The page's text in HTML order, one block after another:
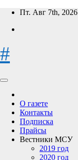
Перейти
содержимому
Пт. Авг 7th, 2026
#
О газете
Контакты
Подписка
Прайсы
Вестники МСУ
2019 год
2020 год